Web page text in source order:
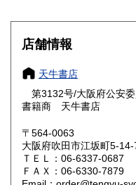
滋賀県
大阪府
奈良県
鳥取県
岡山県 300
店舗情報
天牛書店
第3132号/大阪府公安
書籍商 天牛書店
〒564-0063
大阪府吹田市江坂町5-
ＴＥＬ：06-6337-0687
ＦＡＸ：06-6330-7879